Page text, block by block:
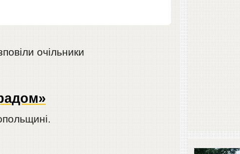
очільники